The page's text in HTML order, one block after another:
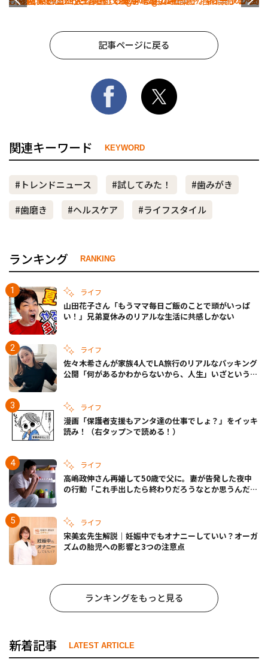
記事ページに戻る
関連キーワード KEYWORD
#トレンドニュース #試してみた！
#歯みがき
#歯磨き
#ヘルスケア #ライフスタイル
ランキング RANKING
ライフ
山田花子さん「もうママ毎日ご飯のことで頭がいっぱ
い！」兄弟夏休みのリアルな生活に共感しかない
ライフ
佐々木希さんが家族4人でLA旅行のリアルなパッキング
公開「何があるかわからないから、人生」いざというと
ライフ
漫画「保護者支援もアンタ達の仕事でしょ？」をイッキ
読み！（右タップ＞で読める！）
ライフ
高嶋政伸さん再婚して50歳で父に。妻が告発した夜中
の行動「これ手出したら終わりだろうなとか思うんだけ
ライフ
宋美玄先生解説｜妊娠中でもオナニーしていい？オーガ
ズムの胎児への影響と3つの注意点
ランキングをもっと見る
新着記事 LATEST ARTICLE